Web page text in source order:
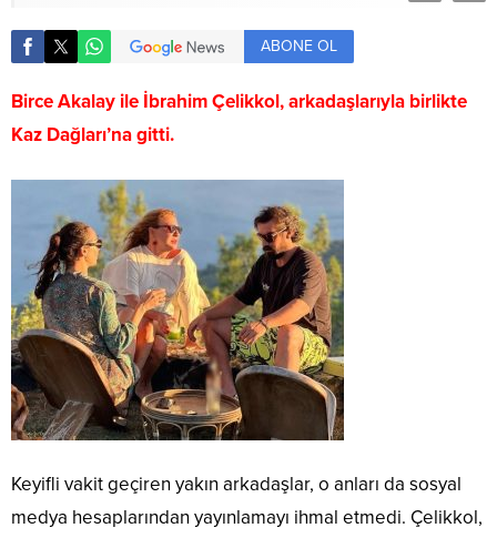
ABONE OL
Birce Akalay ile İbrahim Çelikkol, arkadaşlarıyla birlikte
Kaz Dağları’na gitti.
Keyifli vakit geçiren yakın arkadaşlar, o anları da sosyal
medya hesaplarından yayınlamayı ihmal etmedi. Çelikkol,